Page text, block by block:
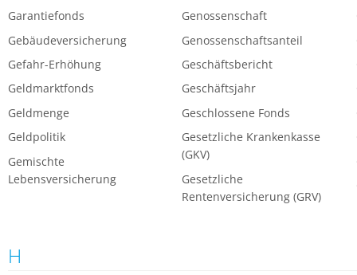
Garantiefonds
Gebäudeversicherung
Gefahr-Erhöhung
Geldmarktfonds
Geldmenge
Geldpolitik
Gemischte
Lebensversicherung
Genossenschaft
Genossenschaftsanteil
Geschäftsbericht
Geschäftsjahr
Geschlossene Fonds
Gesetzliche Krankenkasse
(GKV)
Gesetzliche
Rentenversicherung (GRV)
H